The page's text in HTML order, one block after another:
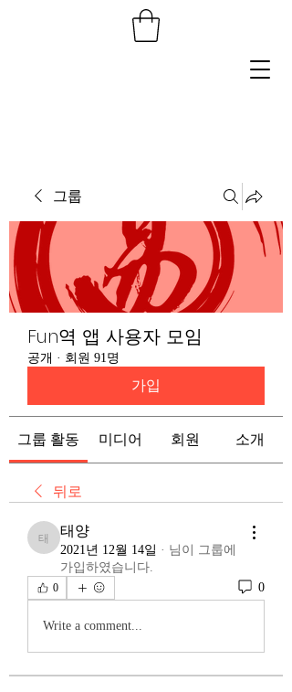
그룹
Fun역 앱 사용자 모임
공개 · 회원 91명
가입
그룹 활동 미디어 회원 소개
뒤로
태양
태양
2021년 12월 14일 · 님이 그룹에
가입하였습니다.
0 0
Write a comment...